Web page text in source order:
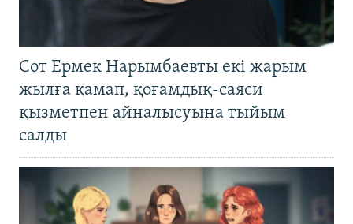
Сот Ермек Нарымбаевты екі жарым
жылға қамап, қоғамдық-саяси
қызметпен айналысуына тыйым
салды